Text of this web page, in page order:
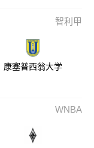
智利甲
康塞普西翁大学
WNBA